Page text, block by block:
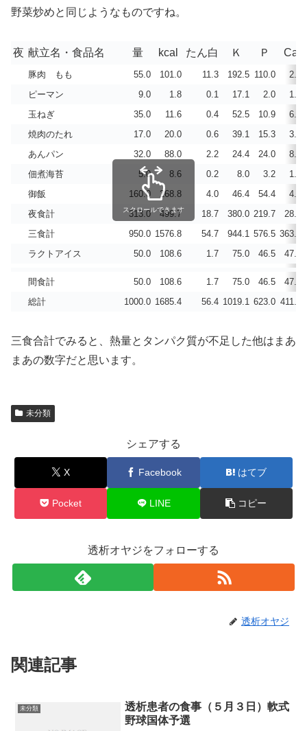
野菜炒めと同じようなものですね。
夜 献立名・食品名 量 kcal たん白 Ｋ Ｐ Ca
豚肉 もも 55.0 101.0 11.3 192.5 110.0
2.2
ピーマン
9.0 1.8 0.1 17.1 2.0
1.0
玉ねぎ
35.0 11.6 0.4 52.5 10.9
6.3
焼肉のたれ
17.0 20.0 0.6 39.1 15.3
3.9
あんパン
32.0 88.0 2.2 24.4 24.0
8.6
佃煮海苔
5.0 8.6 0.2 8.0 3.2
1.4
御飯
160.0 268.8 4.0 46.4 54.4
4.8
夜食計
313.0 499.7 18.7 380.0 219.7
28.2
三食計
950.0 1576.8 54.7 944.1 576.5 363.9
ラクトアイス
50.0 108.6 1.7 75.0 46.5 47.5
間食計 50.0 108.6 1.7 75.0 46.5
47.5
総計
1000.0 1685.4 56.4 1019.1 623.0 411.4
スクロールできます
三食合計でみると、熱量とタンパク質が不足した他はまあ
まあの数字だと思います。
未分類
シェアする
X Facebook はてブ
Pocket LINE コピー
透析オヤジをフォローする
透析オヤジ
関連記事
未分類
透析患者の食事（５月３日）軟式
野球国体予選